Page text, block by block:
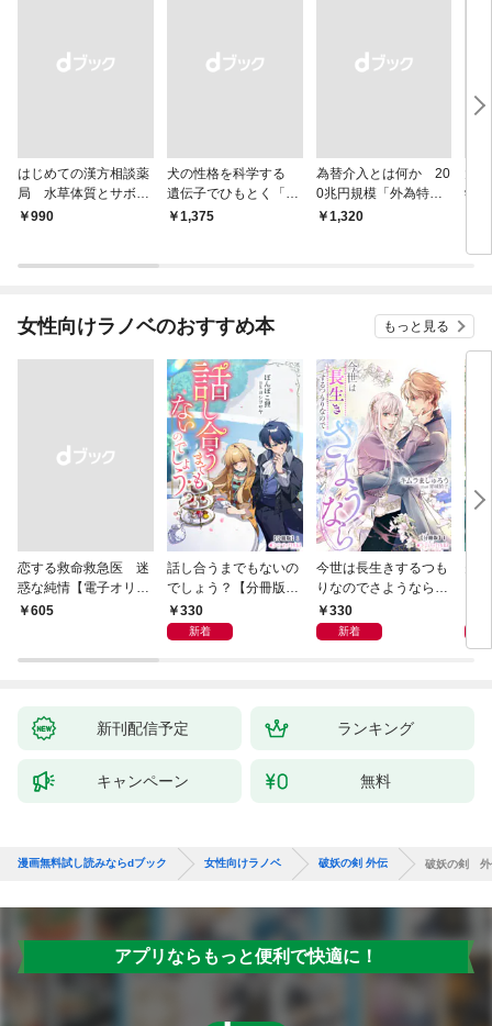
はじめての漢方相談薬
局 水草体質とサボテ
ン体質
￥990
犬の性格を科学する
遺伝子でひもとく「最
良の友」の進化
￥1,375
為替介入とは何か 20
0兆円規模「外為特
会」が生まれた謎
￥1,320
学
女性向けラノベのおすすめ本 もっと見る
恋する救命救急医 迷
惑な純情【電子オリジ
ナル】
￥605
話し合うまでもないの
でしょう？【分冊版】
1 330
新着
今世は長生きするつも
りなのでさようなら
【分冊版】1
330
新着
新刊配信予定 ランキング
キャンペーン 無料
漫画無料試し読みならdブック 女性向けラノベ 破妖の剣 外伝 破妖の剣
アプリならもっと便利で快適に！